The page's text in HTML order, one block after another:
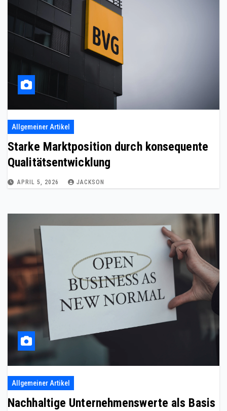
Allgemeiner Artikel
Starke Marktposition durch konsequente
Qualitätsentwicklung
APRIL 5, 2026 JACKSON
Allgemeiner Artikel
Nachhaltige Unternehmenswerte als Basis